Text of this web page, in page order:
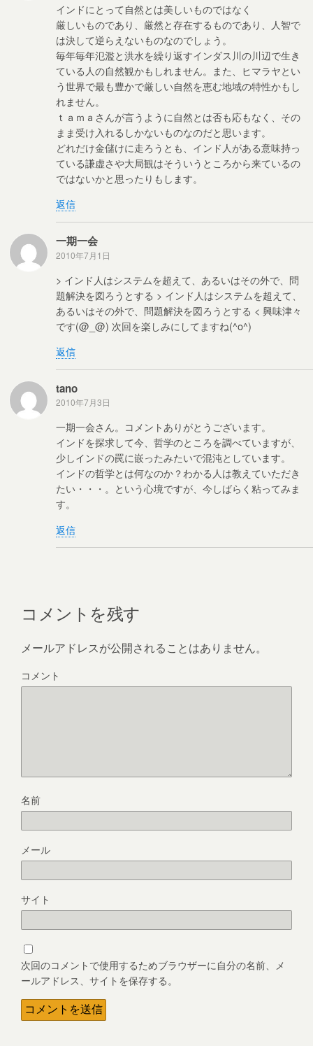
インドにとって自然とは美しいものではなく
厳しいものであり、厳然と存在するものであり、人智で
は決して逆らえないものなのでしょう。
毎年毎年氾濫と洪水を繰り返すインダス川の川辺で生き
ている人の自然観かもしれません。また、ヒマラヤとい
う世界で最も豊かで厳しい自然を恵む地域の特性かもし
れません。
ｔａｍａさんが言うように自然とは否も応もなく、その
まま受け入れるしかないものなのだと思います。
どれだけ金儲けに走ろうとも、インド人がある意味持っ
ている謙虚さや大局観はそういうところから来ているの
ではないかと思ったりもします。
返信
一期一会
2010年7月1日
> インド人はシステムを超えて、あるいはその外で、問
題解決を図ろうとする > インド人はシステムを超えて、
あるいはその外で、問題解決を図ろうとする < 興味津々
です(@_@) 次回を楽しみにしてますね(^o^)
返信
tano
2010年7月3日
一期一会さん。コメントありがとうございます。
インドを探求して今、哲学のところを調べていますが、
少しインドの罠に嵌ったみたいで混沌としています。
インドの哲学とは何なのか？わかる人は教えていただき
たい・・・。という心境ですが、今しばらく粘ってみま
す。
返信
コメントを残す
メールアドレスが公開されることはありません。
コメント
名前
メール
サイト
次回のコメントで使用するためブラウザーに自分の名前、メ
ールアドレス、サイトを保存する。